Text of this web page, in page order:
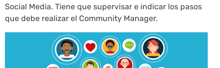
Social Media. Tiene que supervisar e indicar los pasos
que debe realizar el Community Manager.